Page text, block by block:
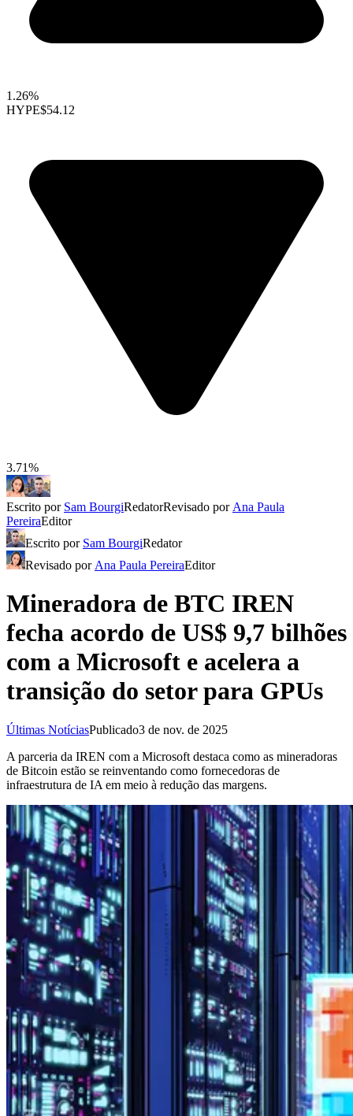
1.26%
HYPE$54.12
3.71%
Escrito por Sam BourgiRedatorRevisado por Ana Paula
PereiraEditor
Escrito por Sam BourgiRedator
Revisado por Ana Paula PereiraEditor
Mineradora de BTC IREN
fecha acordo de US$ 9,7 bilhões
com a Microsoft e acelera a
transição do setor para GPUs
Últimas NotíciasPublicado3 de nov. de 2025
A parceria da IREN com a Microsoft destaca como as mineradoras
de Bitcoin estão se reinventando como fornecedoras de
infraestrutura de IA em meio à redução das margens.